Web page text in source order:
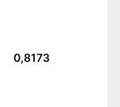
0,8173